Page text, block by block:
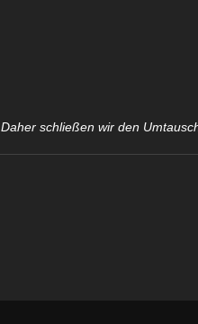
schließen wir den